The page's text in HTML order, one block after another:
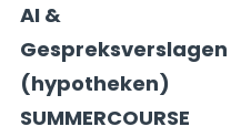
AI &
Gespreksverslagen
(hypotheken)
SUMMERCOURSE